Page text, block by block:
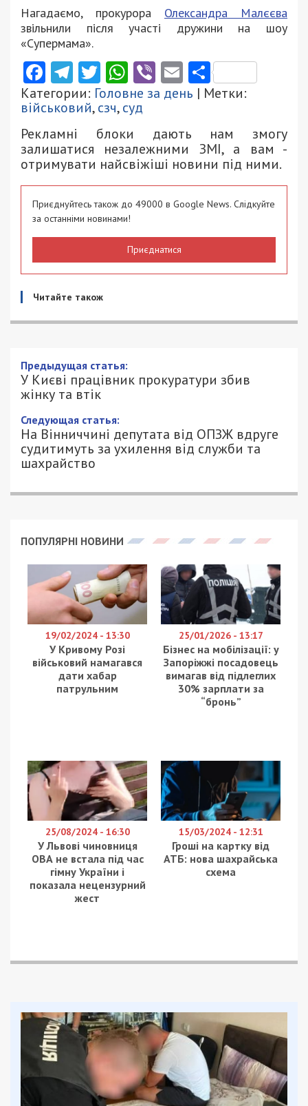
Нагадаємо, прокурора Олександра Малєєва
звільнили після участі дружини на шоу
«Супермама».
Facebook
Telegram
Twitter
WhatsApp
ViberEmail
Категории: Головне за день | Метки:
військовий,сзч,суд
Рекламні блоки дають нам змогу
залишатися незалежними ЗМІ, а вам -
отримувати найсвіжіші новини під ними.
Приєднуйтесь також до 49000 в Google News. Слідкуйте
за останніми новинами!
Приєднатися
Читайте також
Предыдущая статья:
У Києві працівник прокуратури збив
жінку та втік
Следующая статья:
На Вінниччині депутата від ОПЗЖ вдруге
судитимуть за ухилення від служби та
шахрайство
ПОПУЛЯРНІ НОВИНИ
19/02/2024 - 13:30
У Кривому Розі
військовий намагався
дати хабар
патрульним
25/01/2026 - 13:17
Бізнес на мобілізації: у
Запоріжжі посадовець
вимагав від підлеглих
30% зарплати за
“бронь”
25/08/2024 - 16:30
У Львові чиновниця
ОВА не встала під час
гімну України і
показала нецензурний
жест
15/03/2024 - 12:31
Гроші на картку від
АТБ: нова шахрайська
схема